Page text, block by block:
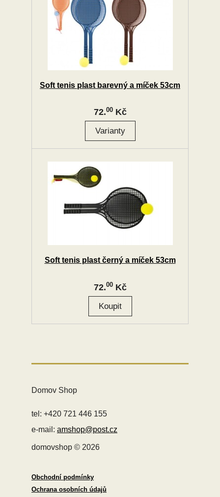
Soft tenis plast barevný a míček 53cm
72.00Kč
Soft tenis plast černý a míček 53cm
72.00Kč
Domov Shop
tel: +420 721 446 155
e-mail: amshop@post.cz
domovshop © 2026
Obchodní podmínky
Ochrana osobních údajů